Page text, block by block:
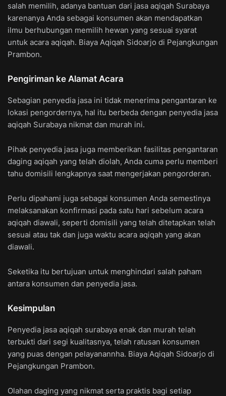
salah memilih, adanya bantuan dari jasa aqiqah Surabaya
karenanya Anda sebagai konsumen akan mendapatkan
ilmu berhubungan memilih hewan yang sesuai syarat
untuk acara aqiqah. Biaya Aqiqah Sidoarjo di Pejangkungan
Prambon.
Pengiriman ke Alamat Acara
Sebagian penyedia jasa ini tidak menerima pengantaran ke
lokasi pengordernya, hal itu berbeda dengan penyedia jasa
aqiqah Surabaya nikmat dan murah ini.
Pihak penyedia jasa juga memberikan fasilitas pengantaran
daging aqiqah yang telah diolah, Anda cuma perlu memberi
tahu domisili lengkapnya saat mengerjakan pengorderan.
Perlu dipahami juga sebagai konsumen Anda semestinya
melaksanakan konfirmasi pada satu hari sebelum acara
aqiqah diawali, seperti domisili yang telah ditetapkan telah
sesuai atau tak dan juga waktu acara aqiqah yang akan
diawali.
Seketika itu bertujuan untuk menghindari salah paham
antara konsumen dan penyedia jasa.
Kesimpulan
Penyedia jasa aqiqah surabaya enak dan murah telah
terbukti dari segi kualitasnya, telah ratusan konsumen
yang puas dengan pelayanannha. Biaya Aqiqah Sidoarjo di
Pejangkungan Prambon.
Olahan daging yang nikmat serta praktis bagi setiap